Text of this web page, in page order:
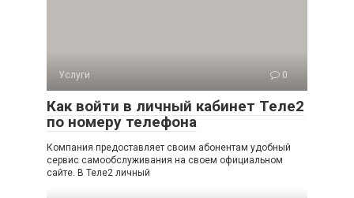
Услуги 0
Как войти в личный кабинет Теле2
по номеру телефона
Компания предоставляет своим абонентам удобный
сервис самообслуживания на своем официальном
сайте. В Теле2 личный